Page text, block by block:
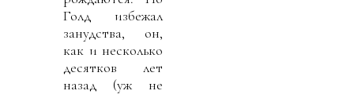
Голд избежал
занудства, он,
как и несколько
десятков лет
назад (уж не